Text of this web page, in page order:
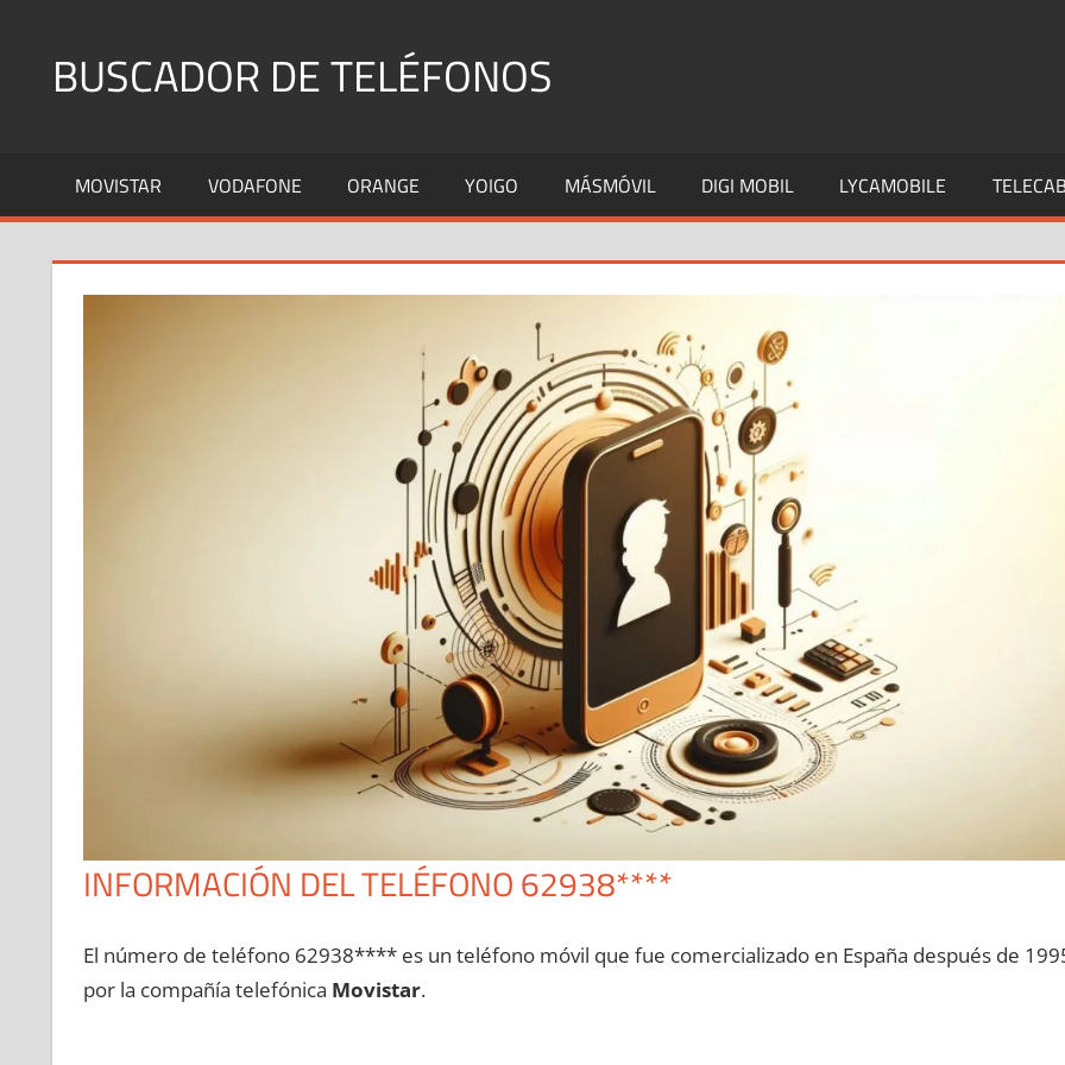
contenidoBUSCADOR DE TELÉFONOS
Fijos
y
MOVISTAR VODAFONE ORANGE YOIGO MÁSMÓVIL DIGI MOBIL LYCAMOBILE
INFORMACIÓN DEL TELÉFONO 62938****
El número dе teléfono 62938**** es un teléfono móvil quе fue comercializado en España después dе
pοr la compañía telefónica Movistar.